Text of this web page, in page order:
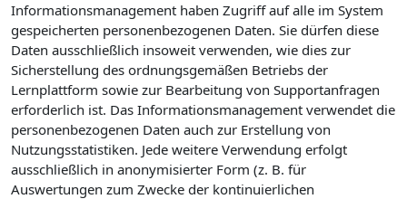
Informationsmanagement haben Zugriff auf alle im System
gespeicherten personenbezogenen Daten. Sie dürfen diese
Daten ausschließlich insoweit verwenden, wie dies zur
Sicherstellung des ordnungsgemäßen Betriebs der
Lernplattform sowie zur Bearbeitung von Supportanfragen
erforderlich ist. Das Informationsmanagement verwendet die
personenbezogenen Daten auch zur Erstellung von
Nutzungsstatistiken. Jede weitere Verwendung erfolgt
ausschließlich in anonymisierter Form (z. B. für
Auswertungen zum Zwecke der kontinuierlichen